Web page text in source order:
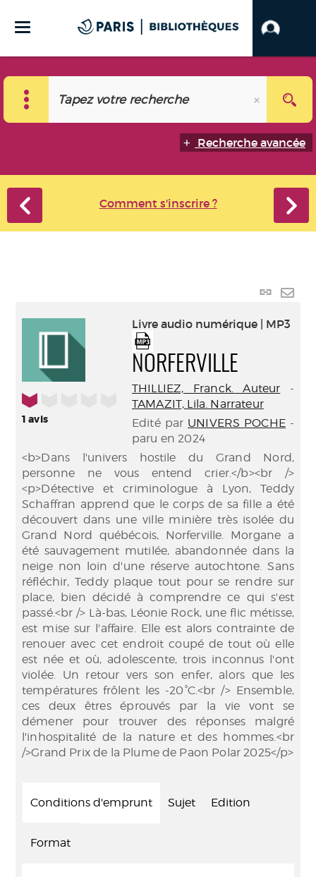
Recherche avancée
Comment s'inscrire ?
Lien
par
1/5
1avis
Livre audio numérique | MP3
NORFERVILLE
THILLIEZ, Franck. Auteur -
TAMAZIT, Lila. Narrateur
Edité par UNIVERS POCHE-
paru en 2024
<b>Dans l'univers hostile du Grand Nord,
personne ne vous entend crier.</b><br />
<p>Détective et criminologue à Lyon, Teddy
Schaffran apprend que le corps de sa fille a été
découvert dans une ville minière très isolée du
Grand Nord québécois, Norferville. Morgane a
été sauvagement mutilée, abandonnée dans la
neige non loin d'une réserve autochtone. Sans
réfléchir, Teddy plaque tout pour se rendre sur
place, bien décidé à comprendre ce qui s'est
passé.<br /> Là-bas, Léonie Rock, une flic métisse,
est mise sur l'affaire. Elle est alors contrainte de
renouer avec cet endroit coupé de tout où elle
est née et où, adolescente, trois inconnus l'ont
violée. Un retour vers son enfer, alors que les
températures frôlent les -20°C.<br /> Ensemble,
ces deux êtres éprouvés par la vie vont se
démener pour trouver des réponses malgré
l'inhospitalité de la nature et des hommes.<br
/>Grand Prix de la Plume de Paon Polar 2025</p>
Conditions d'emprunt Sujet Edition
Format